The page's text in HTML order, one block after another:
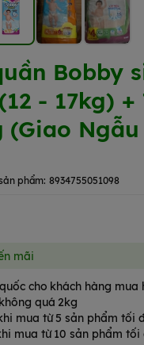
Bobby
- 17kg) +
(Giao Ngẫu
phẩm: 8934755051098
mãi
cho khách hàng mua
quá 2kg
mua từ 5 sản phẩm tối
mua từ 10 sản phẩm tối